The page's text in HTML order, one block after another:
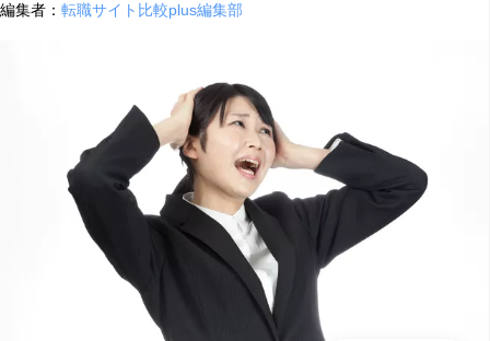
編集者： 転職サイト比較plus編集部